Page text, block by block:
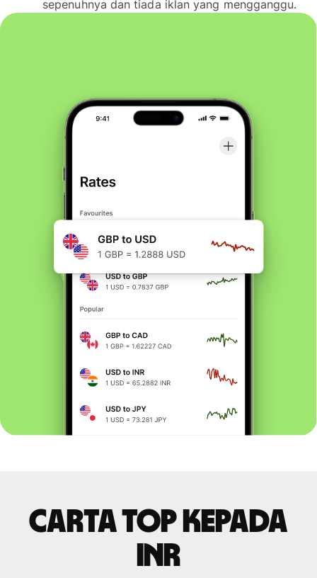
sepenuhnya dan tiada iklan yang mengganggu.
Carta TOP kepada
INR